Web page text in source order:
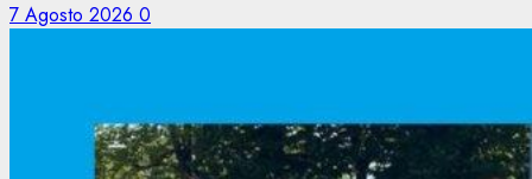
7 Agosto 2026 0